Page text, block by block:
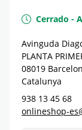
Cerrado -
Avinguda
PLANTA
08019
Catalunya
938 13 45 68
onlineshop-